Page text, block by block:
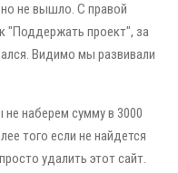
не вышло. С правой
"Поддержать проект", за
Видимо мы развивали
наберем сумму в 3000
того если не найдется
удалить этот сайт.